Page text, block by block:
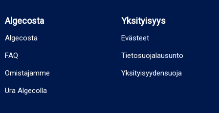
Algecosta
Algecosta
FAQ
Omistajamme
Ura Algecolla
Yksityisyys
Evästeet
Tietosuojalausunto
Yksityisyydensuoja